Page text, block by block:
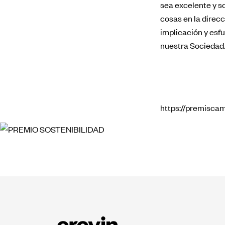
sea excelente y
cosas en la
implicación y
nuestra Sociedad.
https://